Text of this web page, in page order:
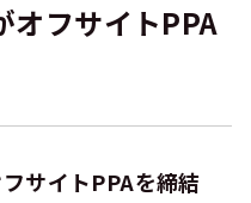
オフサイトPPA
サイトPPAを締結